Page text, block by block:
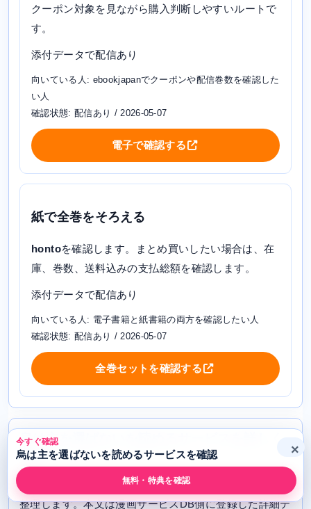
クーポン対象を見ながら購入判断しやすいルートで
す。
添付データで配信あり
向いている人: ebookjapanでクーポンや配信巻数を確認した
い人
確認状態: 配信あり / 2026-05-07
電子で確認する
紙で全巻をそろえる
hontoを確認します。まとめ買いしたい場合は、在
庫、巻数、送料込みの支払総額を確認します。
添付データで配信あり
向いている人: 電子書籍と紙書籍の両方を確認したい人
確認状態: 配信あり / 2026-05-07
全巻セットを確認する
烏は主を選ばないを読めるサービスを詳しく
比較
ここからは、各サービスで確認すべきポイントを詳しく
整理します。本文は漫画サービスDB側に登録した詳細テ
今すぐ確認
烏は主を選ばないを読めるサービスを確認
無料・特典を確認
×